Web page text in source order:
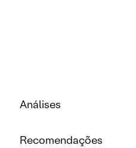
Análises
Recomendações